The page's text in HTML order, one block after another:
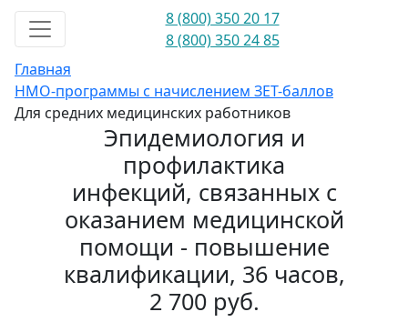
8 (800) 350 20 17
8 (800) 350 24 85
Главная
НМО-программы с начислением ЗЕТ-баллов
Для средних медицинских работников
Эпидемиология и
профилактика
инфекций, связанных с
оказанием медицинской
помощи - повышение
квалификации, 36 часов,
2 700 руб.